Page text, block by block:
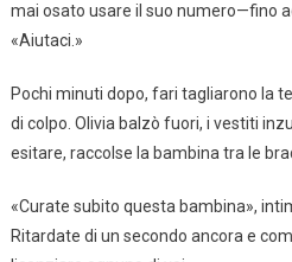
mai osato usare il suo numero—fino
«Aiutaci.»
Pochi minuti dopo, fari tagliarono la
di colpo. Olivia balzò fuori, i vestiti
esitare, raccolse la bambina tra le
«Curate subito questa bambina»,
Ritardate di un secondo ancora e